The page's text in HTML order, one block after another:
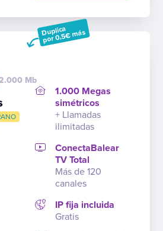
Duplica
por 0,5€ más
1.000 Megas
simétricos
+ Llamadas
ilimitadas
ConectaBalear
TV Total
Más de 120
canales
IP fija incluida
Gratis